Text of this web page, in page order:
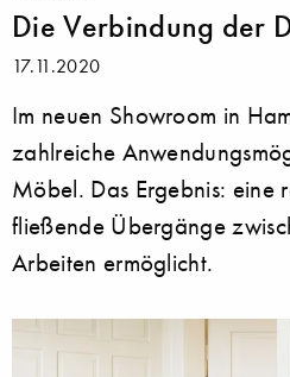
Die Verbindung der
17.11.2020
Im neuen Showroom in
zahlreiche
Möbel. Das Ergebnis: eine
fließende Übergänge
Arbeiten ermöglicht.